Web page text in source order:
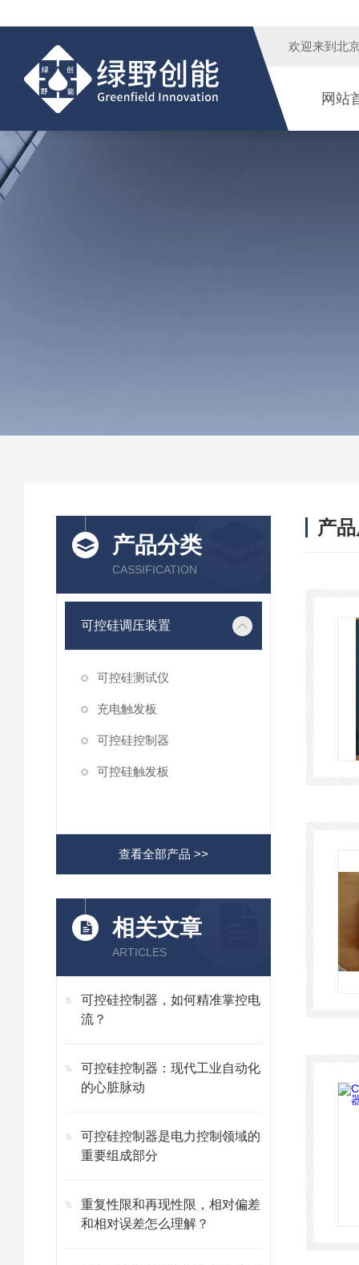
欢迎来到 北
网站
产品分类
CASSIFICATION
可控硅调压装置
可控硅测试仪
充电触发板
可控硅控制器
可控硅触发板
查看全部产品 >>
相关文章
ARTICLES
可控硅控制器，如何精准掌控电
流？
可控硅控制器：现代工业自动化
的心脏脉动
可控硅控制器是电力控制领域的
重要组成部分
重复性限和再现性限，相对偏差
和相对误差怎么理解？
产